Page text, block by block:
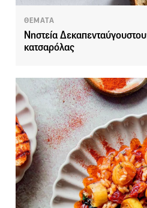
ΘΕΜΑΤΑ
Νηστεία
κατσαρόλας